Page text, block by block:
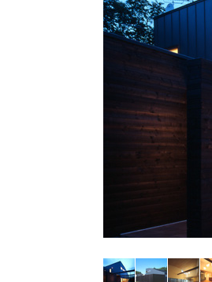
釧路陵墓公苑 さくら庵
HONDA AUTO RENT A CAR
アシストオフィス
極上のほぐし処 ほそかわ
十勝整形外科クリニック
Picea-jezo (ピセア-エゾ)
マルイチ後藤商店